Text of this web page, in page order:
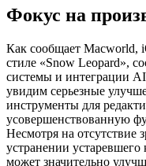
Фокус на
Как сообщает Macworld,
стиле «Snow Leopard»,
системы и интеграции
увидим серьезные
инструменты для
усовершенствованную
Несмотря на отсутствие
устранении
может значительно